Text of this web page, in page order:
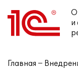
и
Главная